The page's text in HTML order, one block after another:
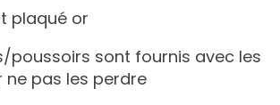
plaqué or
poussoirs sont fournis avec les
ne pas les perdre